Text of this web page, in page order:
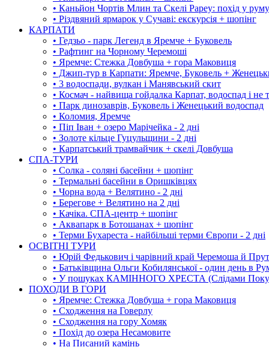
• Каньйон Чортів Млин та Скелі Рареу: похід у
• Різдвяний ярмарок у Сучаві: екскурсія + шопінг
КАРПАТИ
• Гедзьо - парк Легенд в Яремче + Буковель
• Рафтинг на Чорному Черемоші
• Яремче: Стежка Довбуша + гора Маковиця
• Джип-тур в Карпати: Яремче, Буковель +
• 3 водоспади, вулкан і Манявський скит
• Космач - найвища гойдалка Карпат, водоспад і не
• Парк динозаврів, Буковель і Женецький водоспад
• Коломия, Яремче
• Піп Іван + озеро Марічейка - 2 дні
• Золоте кільце Гуцульщини - 2 дні
• Карпатський трамвайчик + скелі Довбуша
СПА-ТУРИ
• Солка - соляні басейни + шопінг
• Термальні басейни в Оришківцях
• Чорна вода + Велятино - 2 дні
• Берегове + Велятино на 2 дні
• Качіка. СПА-центр + шопінг
• Аквапарк в Ботошанах + шопінг
• Терми Бухареста - найбільші терми Європи - 2 дні
ОСВІТНІ ТУРИ
• Юрій Федькович і чарівний край Черемоша й
• Батьківщина Ольги Кобилянської - один день в
• У пошуках КАМІННОГО ХРЕСТА (Слідами
ПОХОДИ В ГОРИ
• Яремче: Стежка Довбуша + гора Маковиця
• Сходження на Говерлу
• Сходження на гору Хомяк
• Похід до озера Несамовите
• На Писаний камінь